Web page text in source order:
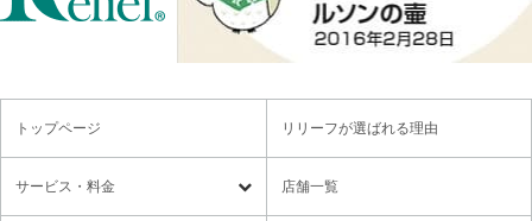
トップページ リリーフが選ばれる理由
サービス・料金 店舗一覧